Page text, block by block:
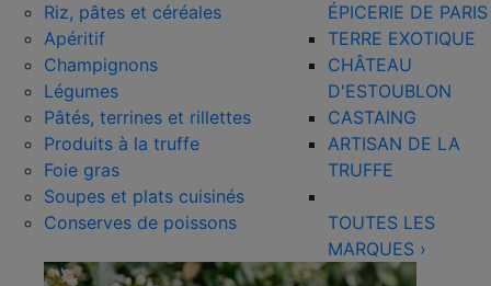
Riz, pâtes et céréales
Apéritif
Champignons
Légumes
Pâtés, terrines et rillettes
Produits à la truffe
Foie gras
Soupes et plats cuisinés
Conserves de poissons
ÉPICERIE DE PARIS
TERRE EXOTIQUE
CHÂTEAU
D'ESTOUBLON
CASTAING
ARTISAN DE LA
TRUFFE
TOUTES LES
MARQUES ›